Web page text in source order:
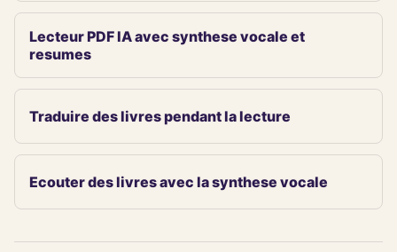
Lecteur PDF IA avec synthese vocale et
resumes
Traduire des livres pendant la lecture
Ecouter des livres avec la synthese vocale